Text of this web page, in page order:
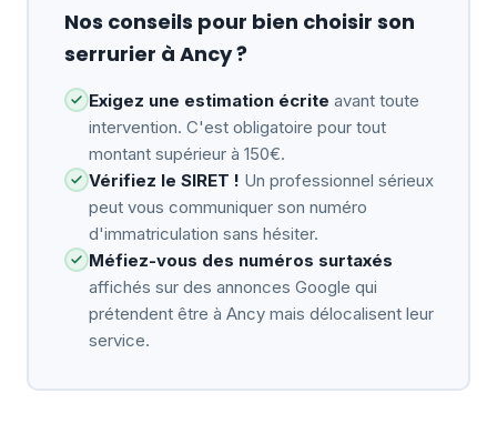
Nos conseils pour bien choisir son
serrurier à Ancy ?
Exigez une estimation écrite avant toute
intervention. C'est obligatoire pour tout
montant supérieur à 150€.
Vérifiez le SIRET ! Un professionnel sérieux
peut vous communiquer son numéro
d'immatriculation sans hésiter.
Méfiez-vous des numéros surtaxés
affichés sur des annonces Google qui
prétendent être à Ancy mais délocalisent leur
service.